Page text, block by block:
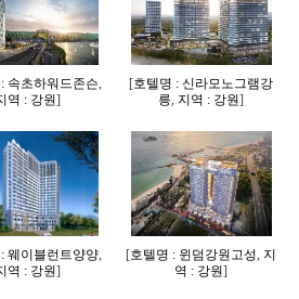
속초하워드존슨,
역 : 강원]
[호텔명 : 신라모노그램강
릉, 지역 : 강원]
웨이블런트양양,
역 : 강원]
[호텔명 : 윈덤강원고성, 지
역 : 강원]